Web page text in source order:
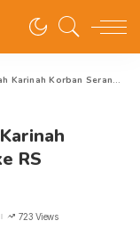
Serangan Kera Liar ke RS Moewardi
RS
723 Views